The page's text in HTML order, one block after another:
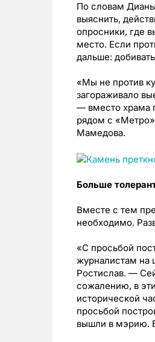
По словам
выяснить,
опросники, где
место. Если
дальше:
«Мы не против
загораживало
— вместо храма
рядом с
Мамедова.
Больше
Вместе с тем
необходимо.
«С просьбой
журналистам на
Ростислав. —
сожалению, в
исторической
просьбой
вышли в мэрию.